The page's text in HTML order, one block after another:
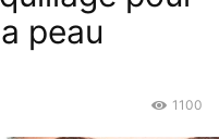
peau
1100